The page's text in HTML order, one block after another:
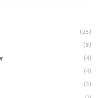
(25)
(8)
(4)
(4)
(3)